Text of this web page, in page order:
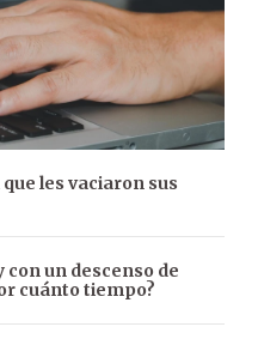
les vaciaron sus
con un descenso de
cuánto tiempo?